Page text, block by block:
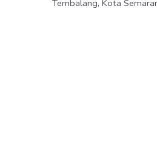
Tembalang, Kota